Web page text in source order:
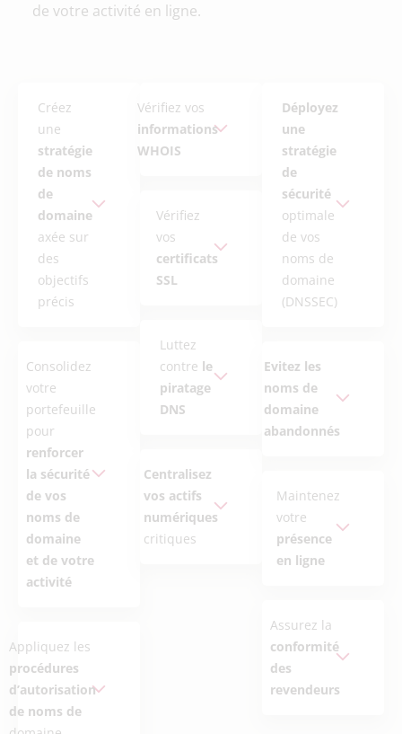
de votre activité en ligne.
Créez
une
stratégie
de noms
de
domaine
axée sur
des
objectifs
précis
Consolidez
votre
portefeuille
pour
renforcer
la sécurité
de vos
noms de
domaine
et de votre
activité
Appliquez les
procédures
d’autorisation
de noms de
Vérifiez vos
informations
WHOIS
Vérifiez
vos
certificats
SSL
Luttez
contre le
piratage
DNS
Centralisez
vos actifs
numériques
critiques
Déployez
une
stratégie
de
sécurité
optimale
de vos
noms de
domaine
(DNSSEC)
Evitez les
noms de
domaine
abandonnés
Maintenez
votre
présence
en ligne
Assurez la
conformité
des
revendeurs